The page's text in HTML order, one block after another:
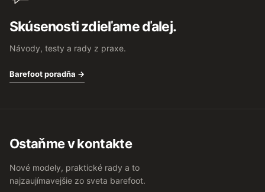
Skúsenosti zdieľame ďalej.
Návody, testy a rady z praxe.
Barefoot poradňa →
Ostaňme v kontakte
Nové modely, praktické rady a to
najzaujímavejšie zo sveta barefoot.